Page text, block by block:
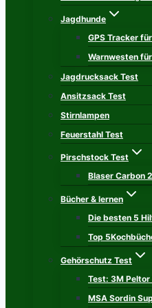
Jagdhunde
GPS Tracker
Warnwesten
Jagdrucksack Test
Ansitzsack Test
Stirnlampen
Feuerstahl Test
Pirschstock Test
Blaser Carbon
Bücher & lernen
Die besten 5
Top
Gehörschutz Test
Test: 3M
MSA Sordin